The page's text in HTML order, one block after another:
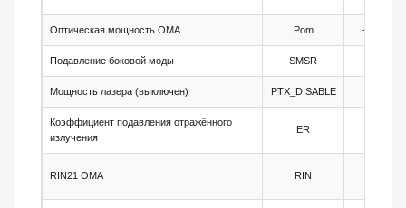
Оптическая мощность OMA Pom -1.7
Подавление боковой моды SMSR
Мощность лазера (выключен) PTX_DISABLE
Коэффициент подавления отражённого
излучения
ER
RIN21 OMA RIN